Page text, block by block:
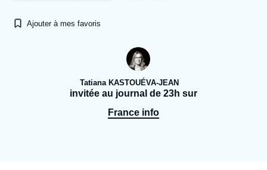
Analyses
Recherches fréquentes
Proche-Orient
Ajouter à mes favoris
Tatiana KASTOUÉVA-JEAN
invitée au journal de 23h sur
France info